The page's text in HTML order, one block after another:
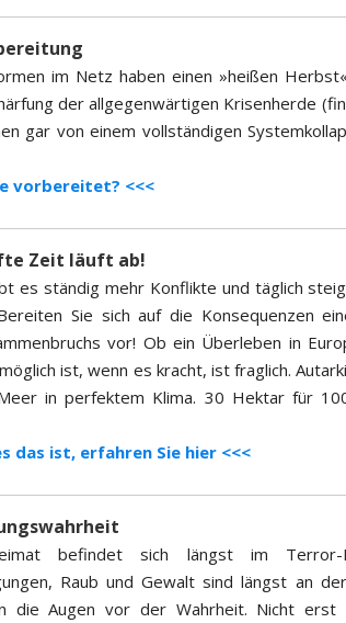
im Netz haben einen »heißen
der allgegenwärtigen Krisenherde
gar von einem vollständigen
vorbereitet? <<<
Zeit läuft ab!
es ständig mehr Konflikte und täglich
Sie sich auf die Konsequenzen
vor! Ob ein Überleben in
ist, wenn es kracht, ist fraglich.
in perfektem Klima. 30 Hektar für
das ist, erfahren Sie hier <<<
befindet sich längst im Terror-
Raub und Gewalt sind längst an
die Augen vor der Wahrheit. Nicht